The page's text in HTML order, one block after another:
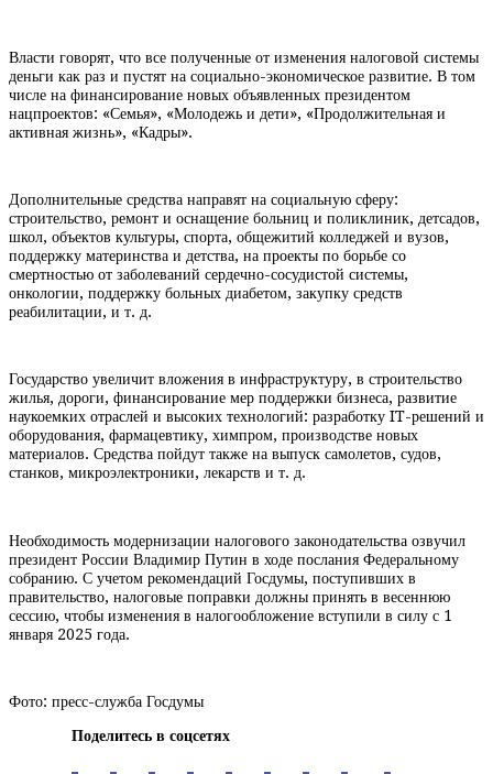
Власти говорят, что все полученные от изменения налоговой системы
деньги как раз и пустят на социально-экономическое развитие. В том
числе на финансирование новых объявленных президентом
нацпроектов: «Семья», «Молодежь и дети», «Продолжительная и
активная жизнь», «Кадры».
Дополнительные средства направят на социальную сферу:
строительство, ремонт и оснащение больниц и поликлиник, детсадов,
школ, объектов культуры, спорта, общежитий колледжей и вузов,
поддержку материнства и детства, на проекты по борьбе со
смертностью от заболеваний сердечно-сосудистой системы,
онкологии, поддержку больных диабетом, закупку средств
реабилитации, и т. д.
Государство увеличит вложения в инфраструктуру, в строительство
жилья, дороги, финансирование мер поддержки бизнеса, развитие
наукоемких отраслей и высоких технологий: разработку IT-решений и
оборудования, фармацевтику, химпром, производстве новых
материалов. Средства пойдут также на выпуск самолетов, судов,
станков, микроэлектроники, лекарств и т. д.
Необходимость модернизации налогового законодательства озвучил
президент России Владимир Путин в ходе послания Федеральному
собранию. С учетом рекомендаций Госдумы, поступивших в
правительство, налоговые поправки должны принять в весеннюю
сессию, чтобы изменения в налогообложение вступили в силу с 1
января 2025 года.
Фото: пресс-служба Госдумы
Поделитесь в соцсетях